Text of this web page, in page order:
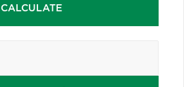
CALCULATE